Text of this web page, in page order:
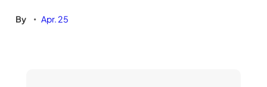
By • Apr. 25